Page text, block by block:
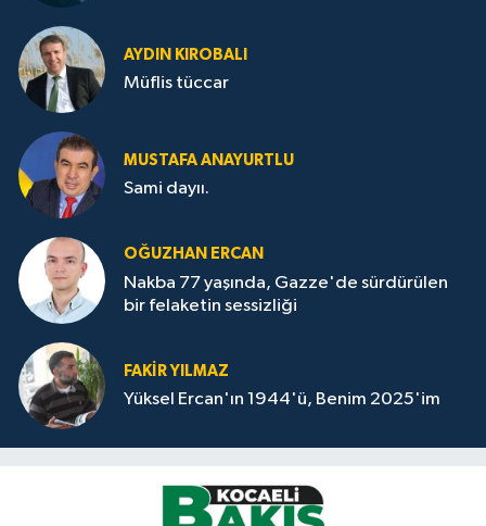
AYDIN KIROBALI
Müflis tüccar
MUSTAFA ANAYURTLU
Sami dayıı.
OĞUZHAN ERCAN
Nakba 77 yaşında, Gazze'de sürdürülen
bir felaketin sessizliği
FAKİR YILMAZ
Yüksel Ercan'ın 1944'ü, Benim 2025'im